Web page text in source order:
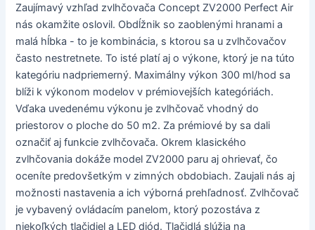
Zaujímavý vzhľad zvlhčovača Concept ZV2000 Perfect Air
nás okamžite oslovil. Obdĺžnik so zaoblenými hranami a
malá hĺbka - to je kombinácia, s ktorou sa u zvlhčovačov
často nestretnete. To isté platí aj o výkone, ktorý je na túto
kategóriu nadpriemerný. Maximálny výkon 300 ml/hod sa
blíži k výkonom modelov v prémiovejších kategóriách.
Vďaka uvedenému výkonu je zvlhčovač vhodný do
priestorov o ploche do 50 m2. Za prémiové by sa dali
označiť aj funkcie zvlhčovača. Okrem klasického
zvlhčovania dokáže model ZV2000 paru aj ohrievať, čo
oceníte predovšetkým v zimných obdobiach. Zaujali nás aj
možnosti nastavenia a ich výborná prehľadnosť. Zvlhčovač
je vybavený ovládacím panelom, ktorý pozostáva z
niekoľkých tlačidiel a LED diód. Tlačidlá slúžia na